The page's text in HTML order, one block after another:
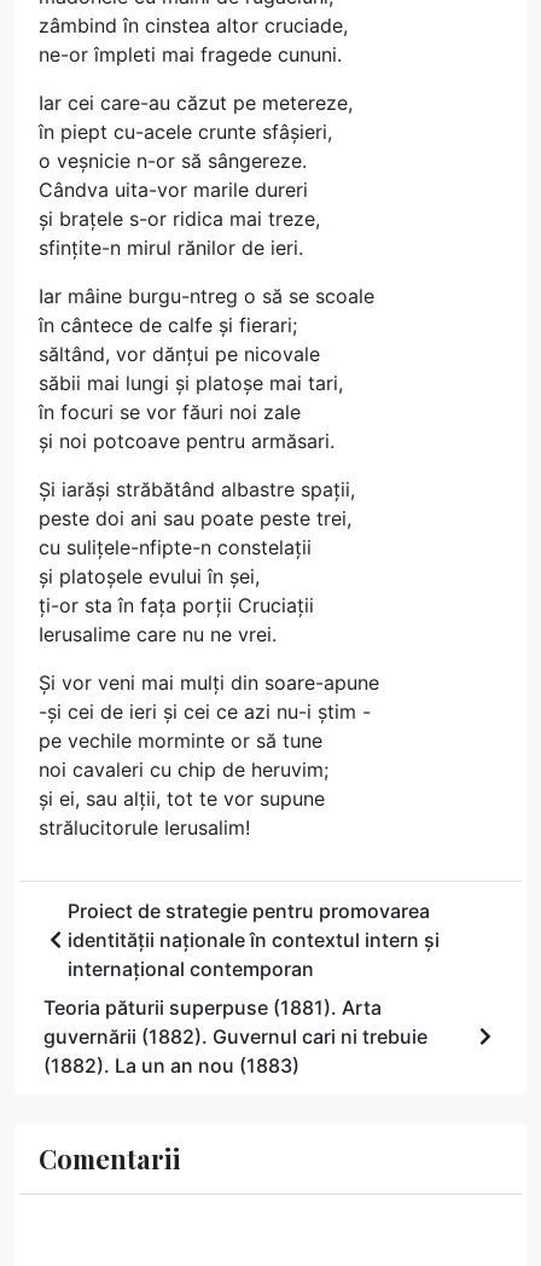
zâmbind în cinstea altor cruciade,
ne-or împleti mai fragede cununi.
Iar cei care-au căzut pe metereze,
în piept cu-acele crunte sfâșieri,
o veșnicie n-or să sângereze.
Cândva uita-vor marile dureri
și brațele s-or ridica mai treze,
sfințite-n mirul rănilor de ieri.
Iar mâine burgu-ntreg o să se scoale
în cântece de calfe și fierari;
săltând, vor dănțui pe nicovale
săbii mai lungi și platoșe mai tari,
în focuri se vor făuri noi zale
și noi potcoave pentru armăsari.
Și iarăși străbătând albastre spații,
peste doi ani sau poate peste trei,
cu sulițele-nfipte-n constelații
și platoșele evului în șei,
ți-or sta în fața porții Cruciații
Ierusalime care nu ne vrei.
Și vor veni mai mulți din soare-apune
-și cei de ieri și cei ce azi nu-i știm -
pe vechile morminte or să tune
noi cavaleri cu chip de heruvim;
și ei, sau alții, tot te vor supune
strălucitorule Ierusalim!
Proiect de strategie pentru promovarea
identității naționale în contextul intern și
internațional contemporan
Teoria păturii superpuse (1881). Arta
guvernării (1882). Guvernul cari ni trebuie
(1882). La un an nou (1883)
Comentarii